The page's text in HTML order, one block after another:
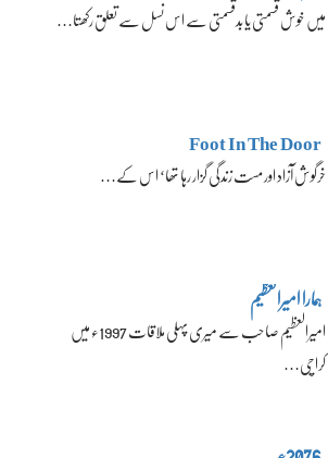
میں خوش قسمتی یا بدقسمتی سے اس نسل سے تعلق رکھتا…
Foot In The Door
خرگوش آزاد اور مست زندگی گزار رہا تھا‘ اس کے…
ہمارا امیرالعظیم
امیرالعظیم صاحب سے میری پہلی ملاقات 1997ء میں
کراچی…